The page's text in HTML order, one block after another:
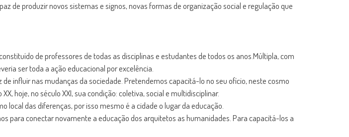
de produzir novos sistemas e signos, novas formas de organização social e regulação que
de professores de todas as disciplinas e estudantes de todos os anos.Múltipla, com
ser toda a ação educacional por excelência.
influir nas mudanças da sociedade. Pretendemos capacitá-lo no seu ofício, neste cosmo
hoje, no século XXI, sua condição: coletiva, social e multidisciplinar.
das diferenças, por isso mesmo é a cidade o lugar da educação.
para conectar novamente a educação dos arquitetos as humanidades. Para capacitá-los a